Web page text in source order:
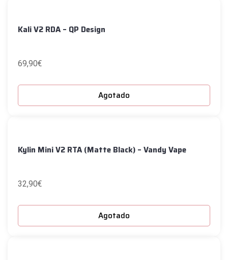
Kali V2 RDA – QP Design
69,90€
Agotado
Kylin Mini V2 RTA (Matte Black) – Vandy Vape
32,90€
Agotado